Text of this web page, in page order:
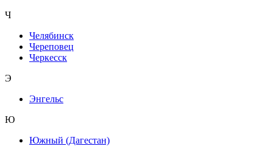
Ч
Челябинск
Череповец
Черкесск
Э
Энгельс
Ю
Южный (Дагестан)